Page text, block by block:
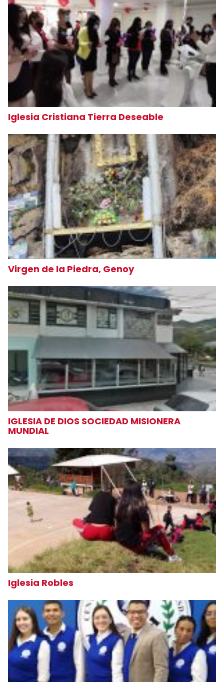
Iglesia Cristiana Tierra Deseable
Virgen de la Piedra, Genoy
IGLESIA DE DIOS SOCIEDAD MISIONERA
MUNDIAL
Iglesia Robles